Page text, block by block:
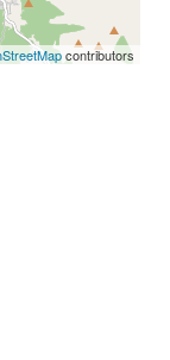
contributors